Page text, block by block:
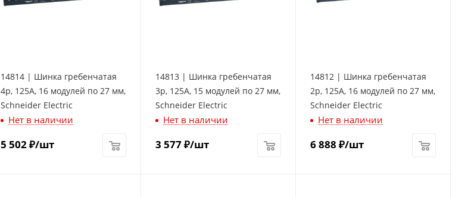
14814 | Шинка гребенчатая
4p, 125А, 16 модулей по 27 мм,
Schneider Electric
Нет в наличии
5 502₽/шт
14813 | Шинка гребенчатая
3p, 125А, 15 модулей по 27 мм,
Schneider Electric
Нет в наличии
3 577₽/шт
14812 | Шинка гребенчатая
2p, 125А, 16 модулей по 27 мм,
Schneider Electric
Нет в наличии
6 888 ₽/шт